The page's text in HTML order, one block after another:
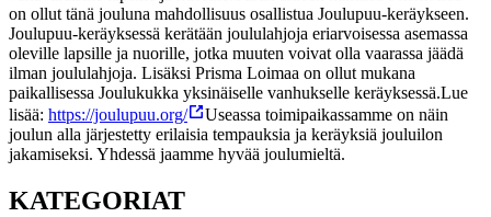
on ollut tänä jouluna mahdollisuus osallistua Joulupuu-keräykseen.
Joulupuu-keräyksessä kerätään joululahjoja eriarvoisessa asemassa
oleville lapsille ja nuorille, jotka muuten voivat olla vaarassa jäädä
ilman joululahjoja. Lisäksi Prisma Loimaa on ollut mukana
paikallisessa Joulukukka yksinäiselle vanhukselle keräyksessä.Lue
lisää: https://joulupuu.org/
Useassa toimipaikassamme on näin
joulun alla järjestetty erilaisia tempauksia ja keräyksiä jouluilon
jakamiseksi. Yhdessä jaamme hyvää joulumieltä.
KATEGORIAT